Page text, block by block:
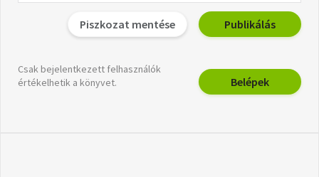
Piszkozat mentése Publikálás
Csak bejelentkezett felhasználók
értékelhetik a könyvet.
Belépek